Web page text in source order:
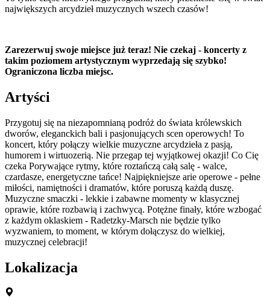
największych arcydzieł muzycznych wszech czasów!
Zarezerwuj swoje miejsce już teraz! Nie czekaj - koncerty z
takim poziomem artystycznym wyprzedają się szybko!
Ograniczona liczba miejsc.
Artyści
Przygotuj się na niezapomnianą podróż do świata królewskich
dworów, eleganckich bali i pasjonujących scen operowych! To
koncert, który połączy wielkie muzyczne arcydzieła z pasją,
humorem i wirtuozerią. Nie przegap tej wyjątkowej okazji! Co Cię
czeka Porywające rytmy, które roztańczą całą salę - walce,
czardasze, energetyczne tańce! Najpiękniejsze arie operowe - pełne
miłości, namiętności i dramatów, które poruszą każdą duszę.
Muzyczne smaczki - lekkie i zabawne momenty w klasycznej
oprawie, które rozbawią i zachwycą. Potężne finały, które wzbogać
z każdym oklaskiem - Radetzky-Marsch nie będzie tylko
wyzwaniem, to moment, w którym dołączysz do wielkiej,
muzycznej celebracji!
Lokalizacja